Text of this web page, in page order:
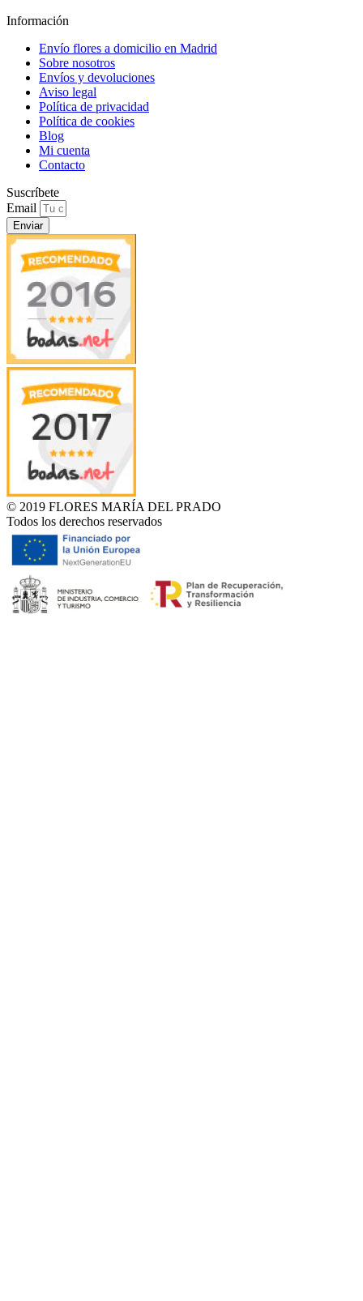
Información
Envío flores a domicilio en Madrid
Sobre nosotros
Envíos y devoluciones
Aviso legal
Política de privacidad
Política de cookies
Blog
Mi cuenta
Contacto
Suscríbete
Email
Enviar
© 2019 FLORES MARÍA DEL PRADO
Todos los derechos reservados